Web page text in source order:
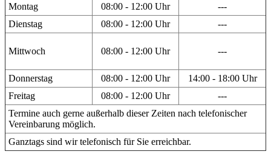
Montag 08:00 - 12:00 Uhr
---
Dienstag
08:00 - 12:00 Uhr ---
Mittwoch 08:00 - 12:00 Uhr ---
Donnerstag 08:00 - 12:00 Uhr
14:00 - 18:00 Uhr
Freitag
08:00 - 12:00 Uhr
---
Termine auch gerne außerhalb dieser Zeiten nach telefonischer
Vereinbarung möglich.
Ganztags sind wir telefonisch für Sie erreichbar.